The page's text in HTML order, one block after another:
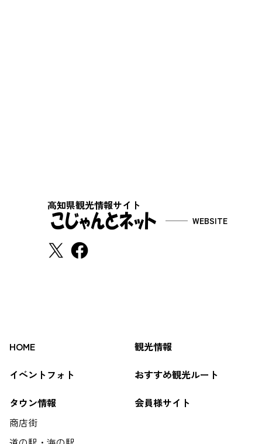
高知県観光情報サイト
WEBSITE
HOME
観光情報
イベントフォト
おすすめ観光ルート
タウン情報
商店街
会員様サイト